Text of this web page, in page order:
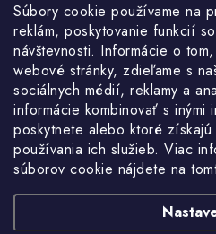
Súbory cookie používame na
reklám, poskytovanie funkcií
návštevnosti. Informácie o
webové stránky, zdieľame s
sociálnych médií, reklamy a
informácie kombinovať s inými
poskytnete alebo ktoré získajú
používania ich služieb. Viac
súborov cookie nájdete na
Nakupovanie
Ako nakupovať
Obchodné podmienky
Doprava a platba
Ochrana osobných údajov
Licenčné zmluvy k fotografiám
Objednávky
Použitie Darčekovej poukážky
REKLAMÁCIA / VRÁTENIE TOVARU
O nás
SHOWROOM Prešov
Kontakty
Služby
Velkoobchod